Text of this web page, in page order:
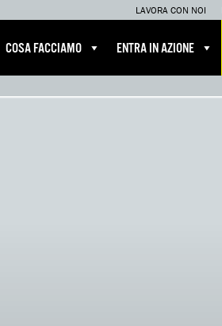
LAVORA CON NOI
COSA FACCIAMO ENTRA IN AZIONE